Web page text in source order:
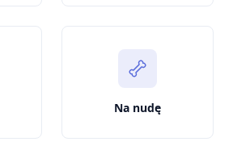
Na nudę